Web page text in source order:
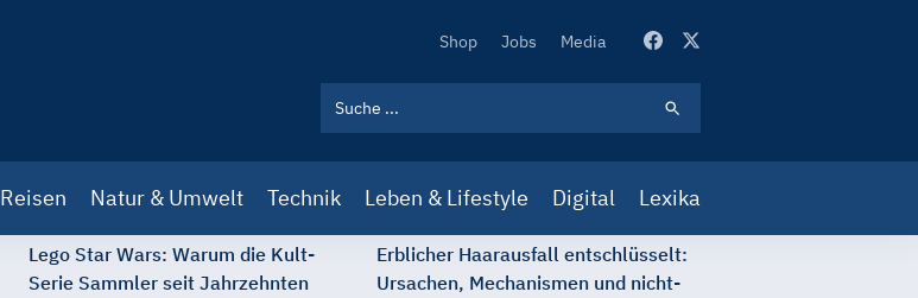
Secondary
Shop Jobs Media
Reisen Natur & Umwelt Technik Leben & Lifestyle Digital Lexika
Lego Star Wars: Warum die Kult-
Serie Sammler seit Jahrzehnten
Erblicher Haarausfall entschlüsselt:
Ursachen, Mechanismen und nicht-